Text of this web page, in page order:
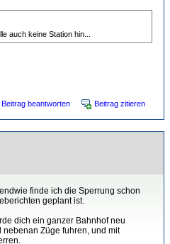
auch keine Station hin...
Beitrag beantworten Beitrag zitieren
finde ich die Sperrung schon
geplant ist.
dich ein ganzer Bahnhof neu
Züge fuhren, und mit